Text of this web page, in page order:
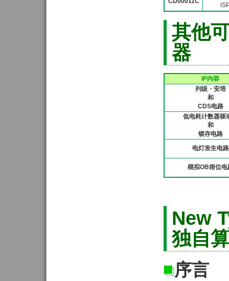
其他
器
IP内容
列级・安培
和
CDS电路
低电耗计数器驱
和
锁存电路
电灯发生电路
模拟OB箝位电
New
独自
序言